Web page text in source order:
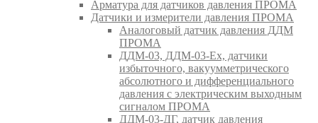
Арматура для датчиков давления ПРОМА
Датчики и измерители давления ПРОМА
Аналоговый датчик давления ДДМ
ПРОМА
ДДМ-03, ДДМ-03-Ех, датчики
избыточного, вакуумметрического
абсолютного и дифференциального
давления с электрическим выходным
сигналом ПРОМА
ДДМ-03-ДГ, датчик давления